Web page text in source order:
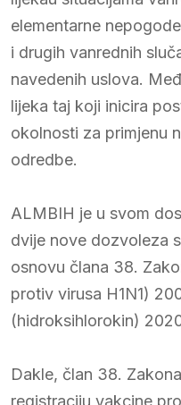
elementarne
i drugih vanrednih
navedenih uslova.
lijeka taj koji inicira
okolnosti za primjenu
odredbe.
ALMBIH je u svom
dvije nove dozvoleza
osnovu člana 38.
protiv virusa H1N1)
(hidroksihlorokin)
Dakle, član 38.
registraciju vakcine